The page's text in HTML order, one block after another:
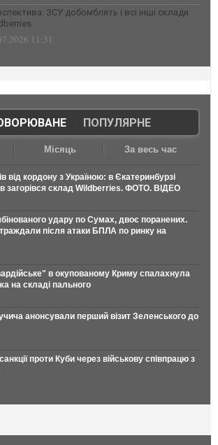
ЗСУ добомблять і всі інші склади
11:31
| ПОПУЛЯРНЕ
Місяць За весь час
від кордону з Україною: в Єкатеринбурзі
загорівся склад Wildberries. ФОТО. ВІДЕО
удару по Сумах, двоє поранених.
після атаки БПЛА по ринку на
в окупованому Криму спалахнула
на складі пального
анонсували перший візит Зеленського до
проти Куби через військову співпрацю з